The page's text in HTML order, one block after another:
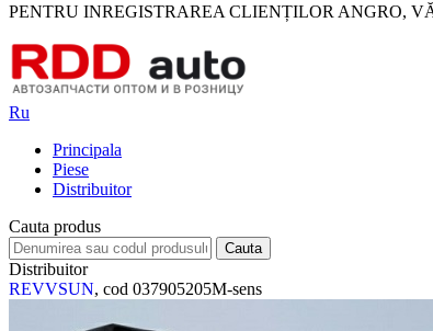
PENTRU INREGISTRAREA CLIENȚILOR ANGRO,
Ru
Principala
Piese
Distribuitor
Cauta produs
Distribuitor
REVVSUN, cod 037905205M-sens